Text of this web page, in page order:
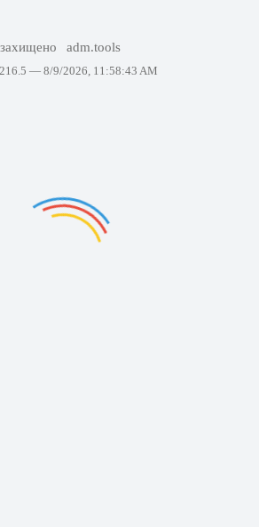
захищено adm.tools
— 8/9/2026, 11:58:43 AM